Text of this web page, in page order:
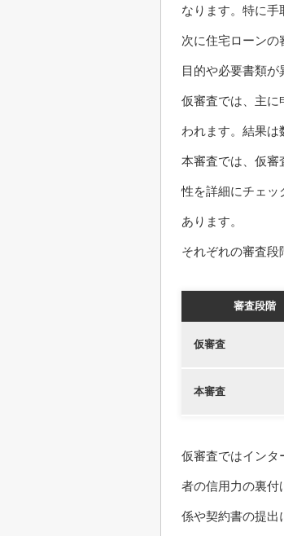
なります。特に手
次に住宅ローン
目的や必要書類が
仮審査では、主に
われます。結果は
本審査では、仮審
性を詳細にチェッ
あります。
それぞれの審査段
審査段階
仮審査
本審査
仮審査ではインタ
者の信用力の裏付
係や契約書の提出